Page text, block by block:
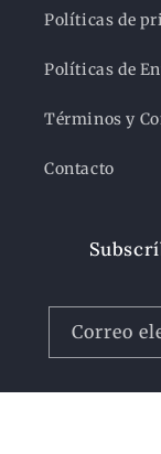
Políticas de
Políticas de
Términos y
Contacto
Correo